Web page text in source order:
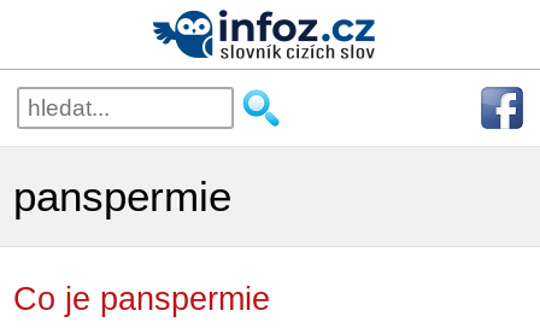
panspermie
Co je panspermie